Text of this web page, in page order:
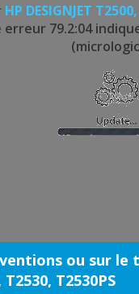
HP DESIGNJET
79.2:04
ou sur le
T2530, T2530PS